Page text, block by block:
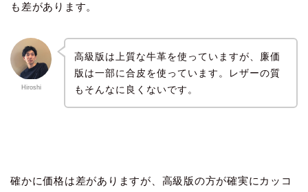
も差があります。
Hiroshi
高級版は上質な牛革を使っていますが、廉価
版は一部に合皮を使っています。レザーの質
もそんなに良くないです。
確かに価格は差がありますが、高級版の方が確実にカッコ